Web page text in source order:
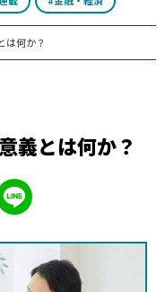
は何か？
義とは何か？